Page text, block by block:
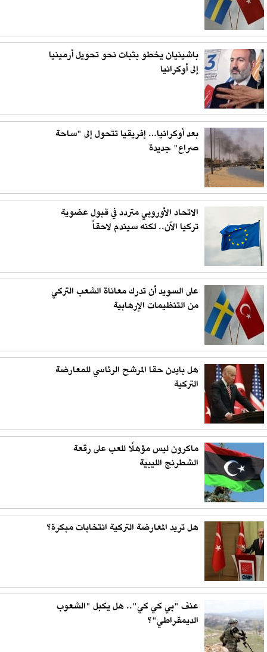
باشينيان يخطو بثبات نحو تحويل أرمينيا
إلى أوكرانيا
بعد أوكرانيا… إفريقيا تتحول إلى "ساحة
صراع" جديدة
الاتحاد الأوروبي متردد في قبول عضوية
تركيا الآن.. لكنه سيندم لاحقاً
على السويد أن تدرك معاناة الشعب التركي
من التنظيمات الإرهابية
هل بايدن حقا المرشح الرئاسي للمعارضة
التركية
ماكرون ليس مؤهلًا للعب على رقعة
الشطرنج الليبية
هل تريد المعارضة التركية انتخابات مبكرة؟
عنف "بي كي كي".. هل يكبل "الشعوب
الديمقراطي"؟